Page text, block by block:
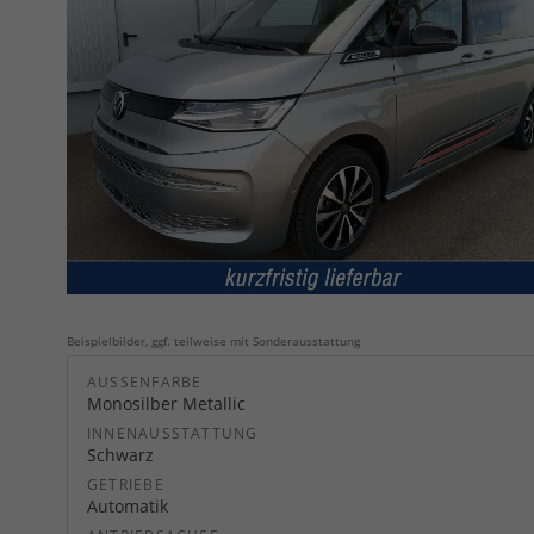
Beispielbilder, ggf. teilweise mit Sonderausstattung
AUSSENFARBE
Monosilber Metallic
INNENAUSSTATTUNG
Schwarz
GETRIEBE
Automatik